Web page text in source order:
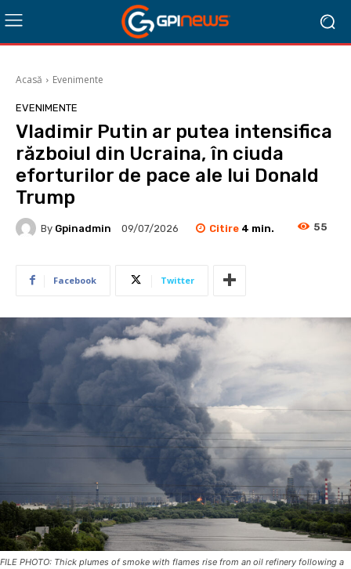
Acasă Evenimente
EVENIMENTE
Vladimir Putin ar putea intensifica
războiul din Ucraina, în ciuda
eforturilor de pace ale lui Donald
Trump
By Gpinadmin 09/07/2026 Citire 4 min. 55
Facebook Twitter
FILE PHOTO: Thick plumes of smoke with flames rise from an oil refinery following a